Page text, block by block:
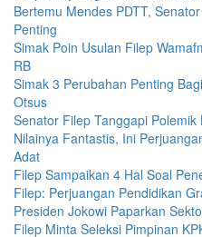
Bertemu Mendes PDTT,
Penting
Simak Poin Usulan Filep
RB
Simak 3 Perubahan Penting
Otsus
Senator Filep Tanggapi Polemik
Nilainya Fantastis, Ini
Adat
Filep Sampaikan 4 Hal Soal
Filep: Perjuangan Pendidikan
Presiden Jokowi Paparkan
Filep Minta Seleksi Pimpinan